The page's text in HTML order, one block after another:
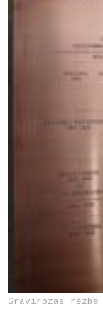
Gravírozás rézbe